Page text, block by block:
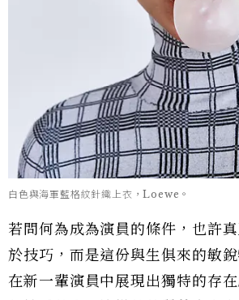
白色與海軍藍格紋針織上衣，Loewe。
若問何為成為演員的條件，也許
於技巧，而是這份與生俱來的敏
在新一輩演員中展現出獨特的存